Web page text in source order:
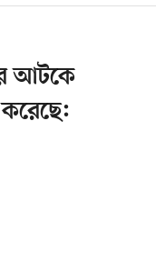
আটকে